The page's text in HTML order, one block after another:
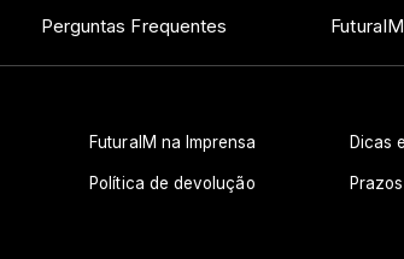
Perguntas Frequentes
FuturaIM na Imprensa Dicas
Política de devolução Prazos